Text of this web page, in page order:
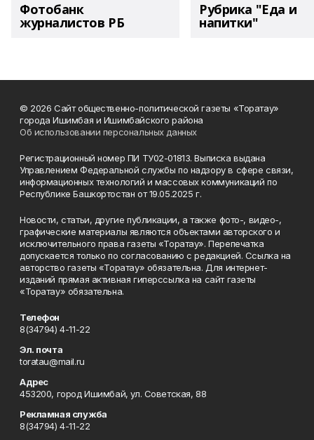
Фотобанк
журналистов РБ
Рубрика "Еда и
напитки"
© 2026 Сайт общественно-политической газеты «Торатау»
города Ишимбая и Ишимбайского района
Об использовании персональных данных
Регистрационный номер ПИ ТУ02-01813. Выписка выдана
Управлением Федеральной службы по надзору в сфере связи,
информационных технологий и массовых коммуникаций по
Республике Башкортостан от 19.05.2025 г.
Новости, статьи, другие публикации, а также фото-, видео-,
графические материалы являются объектами авторского и
исключительного права газеты «Торатау». Перепечатка
допускается только по согласованию с редакцией. Ссылка на
авторство газеты «Торатау» обязательна. Для интернет-
изданий прямая активная гиперссылка на сайт газеты
«Торатау» обязательна.
Телефон
8(34794) 4-11-22
Эл. почта
toratau@mail.ru
Адрес
453200, город Ишимбай, ул. Советская, 88
Рекламная служба
8(34794) 4-11-22